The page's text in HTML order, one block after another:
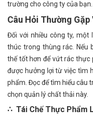
trường cho công ty của bạn.
Câu Hỏi Thường
Đối với nhiều công ty,
thúc trong thùng rác. Nếu
thế tốt hơn để vứt rác thực
được hưởng lợi từ việc tìm
phẩm. Đọc để tìm hiểu câu
chọn quản lý chất thải này.
∴ Tái Chế Thực Phẩm